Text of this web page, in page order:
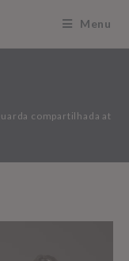
Menu
compartilhada